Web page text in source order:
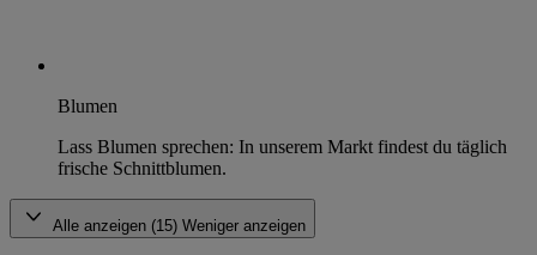
Blumen
Lass Blumen sprechen: In unserem Markt findest du täglich
frische Schnittblumen.
Alle anzeigen (15) Weniger anzeigen